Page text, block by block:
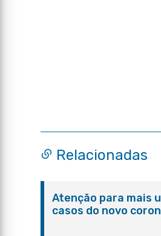
Relacionadas
Atenção para mais
casos do novo